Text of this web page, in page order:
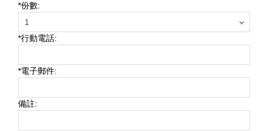
*份數:
*行動電話:
*電子郵件:
備註: